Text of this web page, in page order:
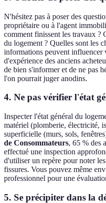
N'hésitez pas à poser des
propriétaire ou à l'agent
comment finissent les travaux ?
du logement ? Quelles sont les
informations peuvent influencer
d'expérience des anciens
de bien s'informer et de ne pas
l'on pourrait juger anodins.
4. Ne pas vérifier l'état
Inspecter l'état général du
matériel (plomberie, électricité,
superficielle (murs, sols,
de Consommateurs, 65 % des
effectué une inspection
d'utiliser un repère pour noter
fissures. Vous pouvez même
professionnel pour une
5. Se précipiter dans la